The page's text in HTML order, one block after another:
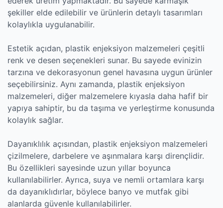
şekiller elde edilebilir ve ürünlerin detaylı tasarımları
kolaylıkla uygulanabilir.
Estetik açıdan, plastik enjeksiyon malzemeleri çeşitli
renk ve desen seçenekleri sunar. Bu sayede evinizin
tarzına ve dekorasyonun genel havasına uygun ürünler
seçebilirsiniz. Aynı zamanda, plastik enjeksiyon
malzemeleri, diğer malzemelere kıyasla daha hafif bir
yapıya sahiptir, bu da taşıma ve yerleştirme konusunda
kolaylık sağlar.
Dayanıklılık açısından, plastik enjeksiyon malzemeleri
çizilmelere, darbelere ve aşınmalara karşı dirençlidir.
Bu özellikleri sayesinde uzun yıllar boyunca
kullanılabilirler. Ayrıca, suya ve nemli ortamlara karşı
da dayanıklıdırlar, böylece banyo ve mutfak gibi
alanlarda güvenle kullanılabilirler.